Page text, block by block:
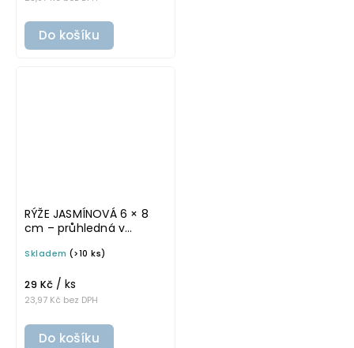
Do košíku
RÝŽE JASMÍNOVÁ 6 × 8
cm – průhledná v
omyvatelná samolepka
Skladem (>10 ks)
23,97 Kč bez DPH
29 Kč / ks
Do košíku